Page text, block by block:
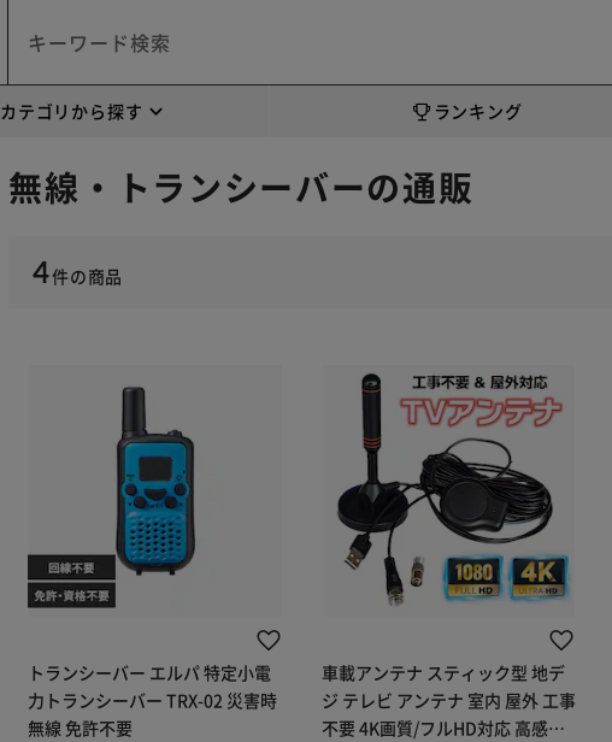
カテゴリから探す ランキング
無線・トランシーバーの通販
4件の商品
トランシーバー エルパ 特定小電
力トランシーバー TRX-02 災害時
無線 免許不要
車載アンテナ スティック型 地デ
ジ テレビ アンテナ 室内 屋外 工事
不要 4K画質/フルHD対応 高感度